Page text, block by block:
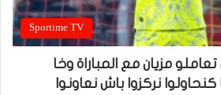
Sportime TV
مزيان مع المباراة وخا
نركزوا باش نعاونوا